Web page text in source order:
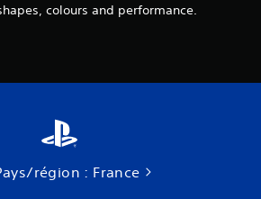
colours and performance.
région : France